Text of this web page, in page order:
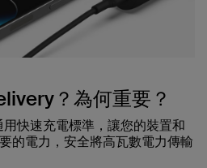
？為何重要？
快速充電標準，讓您的裝置和
的電力，安全將高瓦數電力傳輸